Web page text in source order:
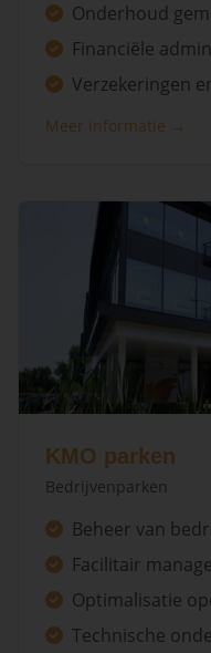
Onderhoud
Financiële
Verzekeringen
Meer informatie →
KMO parken
Bedrijvenparken
Beheer van
Facilitair
Optimalisatie
Technische